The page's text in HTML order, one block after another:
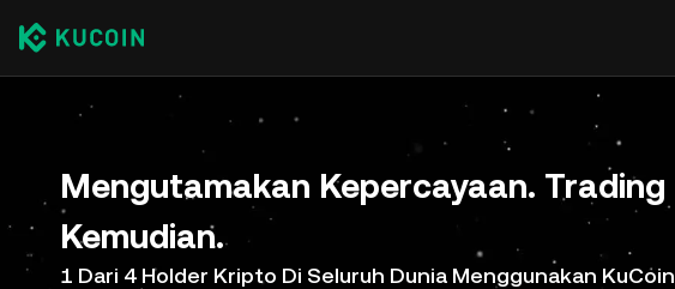
Mengutamakan Kepercayaan. Trading
Kemudian.
1 Dari 4 Holder Kripto Di Seluruh Dunia Menggunakan KuCoin